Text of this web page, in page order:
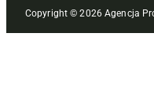
Copyright © 2026 Agencja